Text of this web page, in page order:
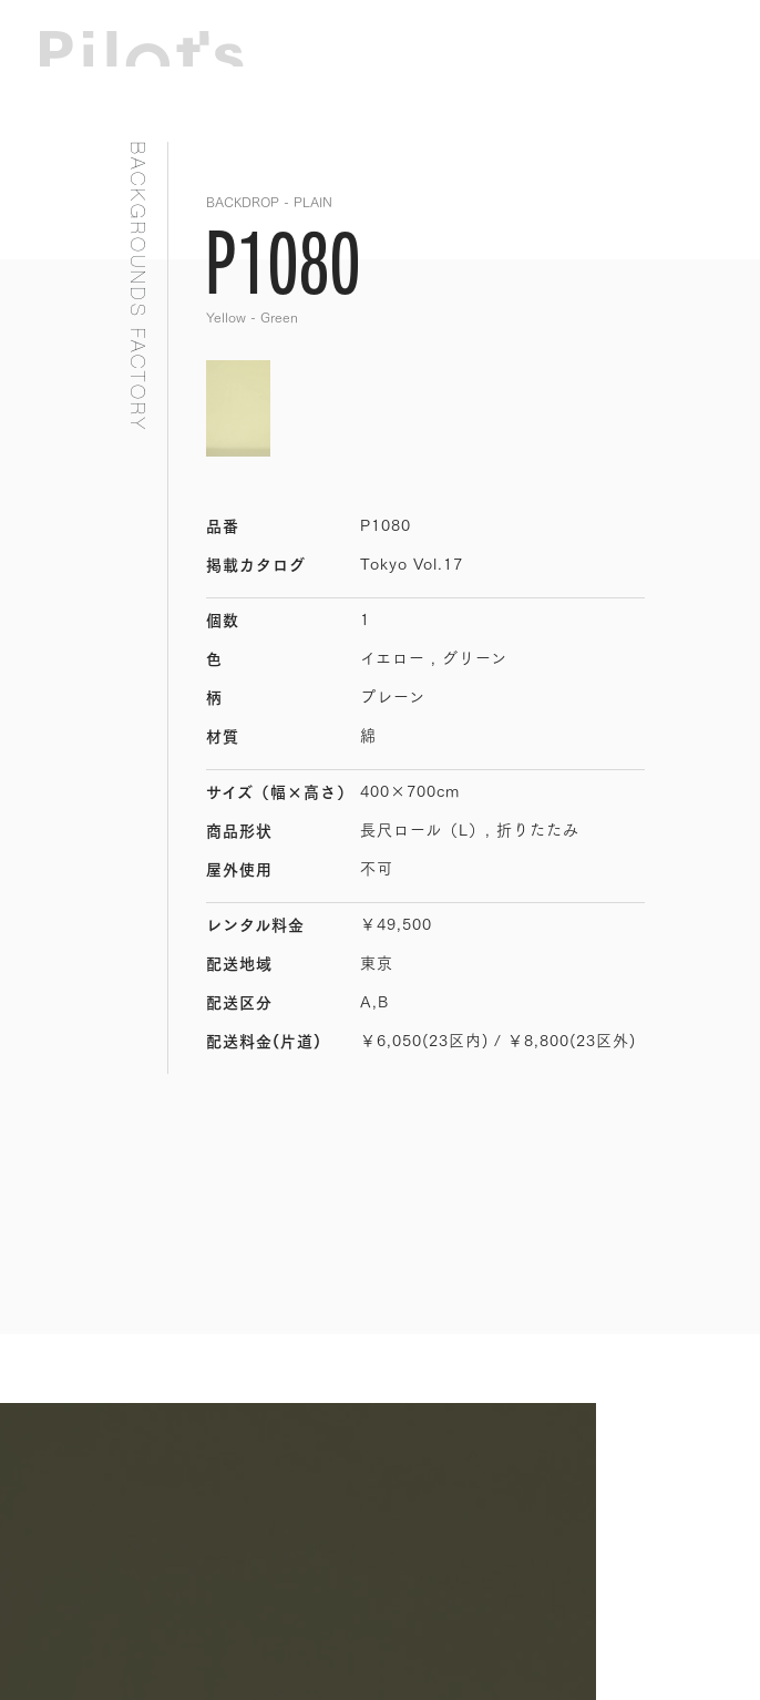
BACKGROUNDS FACTORY BACKDROP - PLAIN
P1080
Yellow - Green
品番 P1080
掲載カタログ Tokyo Vol.17
個数 1
色 イエロー , グリーン
柄 プレーン
材質 綿
サイズ （幅×高さ） 400×700cm
商品形状 長尺ロール（L）, 折りたたみ
屋外使用 不可
レンタル料金 ￥49,500
配送地域 東京
配送区分 A,B
配送料金(片道) ￥6,050(23区内) / ￥8,800(23区外)